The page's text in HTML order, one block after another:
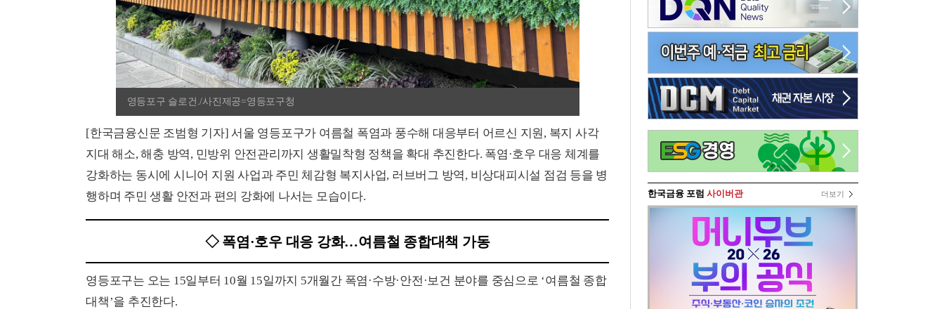
영등포구 슬로건./사진제공=영등포구청
[한국금융신문 조범형 기자] 서울 영등포구가 여름철 폭염과 풍수해 대응부터 어르신 지원, 복지 사각
지대 해소, 해충 방역, 민방위 안전관리까지 생활밀착형 정책을 확대 추진한다. 폭염·호우 대응 체계를
강화하는 동시에 시니어 지원 사업과 주민 체감형 복지사업, 러브버그 방역, 비상대피시설 점검 등을 병
행하며 주민 생활 안전과 편의 강화에 나서는 모습이다.
◇ 폭염·호우 대응 강화…여름철 종합대책 가동
영등포구는 오는 15일부터 10월 15일까지 5개월간 폭염·수방·안전·보건 분야를 중심으로 ‘여름철 종합
대책’을 추진한다.
한국금융 포럼 사이버관 더보기